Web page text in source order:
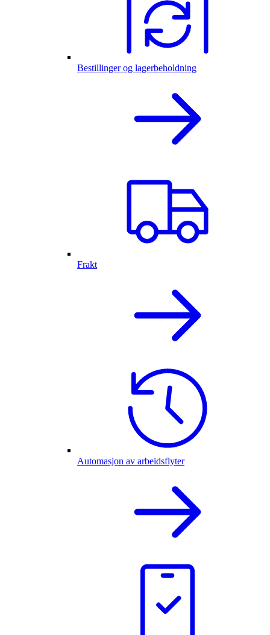
Bestillinger og lagerbeholdning
Frakt
Automasjon av arbeidsflyter